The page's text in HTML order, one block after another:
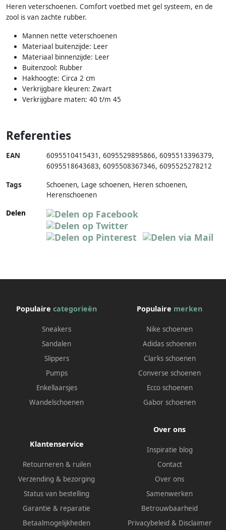
Heren veterschoenen. Comfort voetbed met gel systeem, en de
zool is van zachte rubber.
Mannen nette veterschoenen
Materiaal buitenzijde: Leer
Materiaal binnenzijde: Leer
Buitenzool: Rubber
Hakhoogte: Circa 2 cm
Verkrijgbare kleuren: Zwart
Verkrijgbare maten: 40 t/m 45
Referenties
EAN 6095510415431 , 6095529895866, 6095513396379,
6095518643683, 6095508367346, 6095525278212
Tags
Schoenen, Lage schoenen, Heren schoenen,
Herenschoenen
Delen
Populaire categorieën
Sneakers
Sandalen
Slippers
Pumps
Enkellaarsjes
Wandelschoenen
Populaire merken
Nike schoenen
Adidas schoenen
Clarks schoenen
Converse schoenen
Ecco schoenen
Gabor schoenen
Klantenservice
Retourneren & ruilen
Verzending & bezorging
Status van bestelling
Garantie & reparatie
Betaalmogelijkheden
Over ons
Inspiratie blog
Contact
Over ons
Samenwerken
Betrouwbaarheid
Privacybeleid & Disclaimer